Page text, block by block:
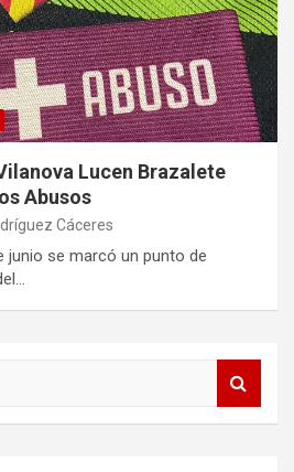
Lucen Brazalete
Abusos
Cáceres
junio se marcó un punto de